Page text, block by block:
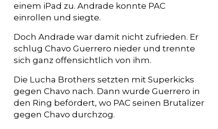
einem iPad zu. Andrade konnte PAC
einrollen und siegte.
Doch Andrade war damit nicht zufrieden. Er
schlug Chavo Guerrero nieder und trennte
sich ganz offensichtlich von ihm.
Die Lucha Brothers setzten mit Superkicks
gegen Chavo nach. Dann wurde Guerrero in
den Ring befördert, wo PAC seinen Brutalizer
gegen Chavo durchzog.